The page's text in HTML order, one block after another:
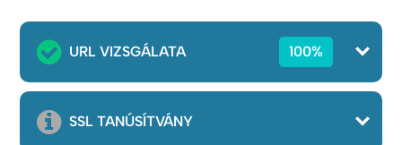
URL VIZSGÁLATA 100%
SSL TANÚSÍTVÁNY